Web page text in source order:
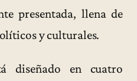
presentada, llena de
y culturales.
diseñado en cuatro